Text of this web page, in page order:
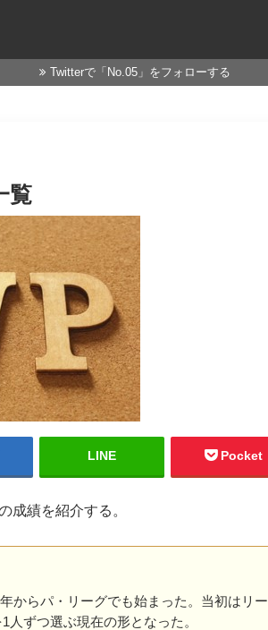
Twitterで「No.05」をフォローする
覧
LINE Pocket
成績を紹介する。
からパ・リーグでも始まった。当初はリー
ずつ選ぶ現在の形となった。